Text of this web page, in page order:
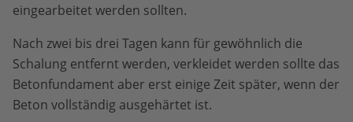
eingearbeitet werden sollten.
Nach zwei bis drei Tagen kann für gewöhnlich die
Schalung entfernt werden, verkleidet werden sollte das
Betonfundament aber erst einige Zeit später, wenn der
Beton vollständig ausgehärtet ist.